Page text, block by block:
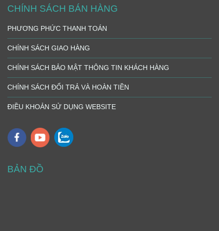
CHÍNH SÁCH BÁN HÀNG
PHƯƠNG PHỨC THANH TOÁN
CHÍNH SÁCH GIAO HÀNG
CHÍNH SÁCH BẢO MẬT THÔNG TIN KHÁCH HÀNG
CHÍNH SÁCH ĐỔI TRẢ VÀ HOÀN TIỀN
ĐIỀU KHOẢN SỬ DỤNG WEBSITE
BẢN ĐỒ